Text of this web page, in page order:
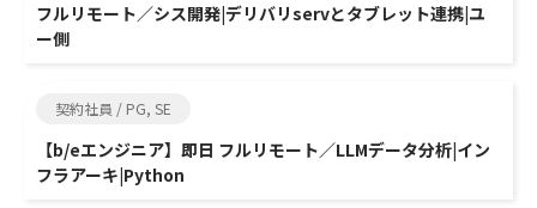
フルリモート／シス開発|デリバリservとタブレット連携|ユ
ー側
契約社員 / PG, SE
【b/eエンジニア】即日 フルリモート／LLMデータ分析|イン
フラアーキ|Python